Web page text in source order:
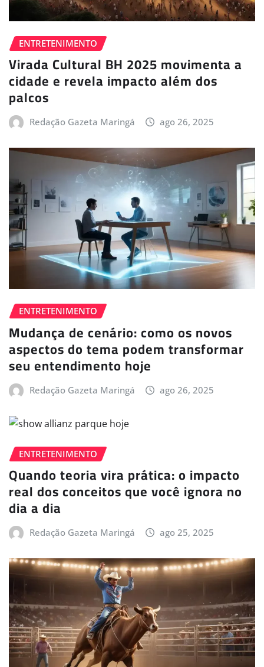
ENTRETENIMENTO
Virada Cultural BH 2025 movimenta a
cidade e revela impacto além dos
palcos
Redação Gazeta Maringá ago 26, 2025
ENTRETENIMENTO
Mudança de cenário: como os novos
aspectos do tema podem transformar
seu entendimento hoje
Redação Gazeta Maringá ago 26, 2025
ENTRETENIMENTO
Quando teoria vira prática: o impacto
real dos conceitos que você ignora no
dia a dia
Redação Gazeta Maringá ago 25, 2025